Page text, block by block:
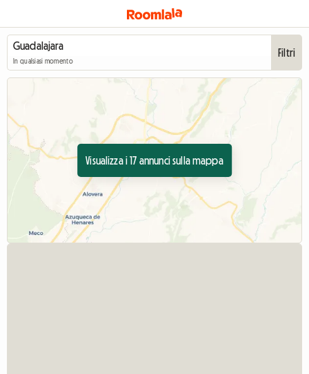
In qualsiasi momento
Filtri
Visualizza i 17 annunci sulla mappa